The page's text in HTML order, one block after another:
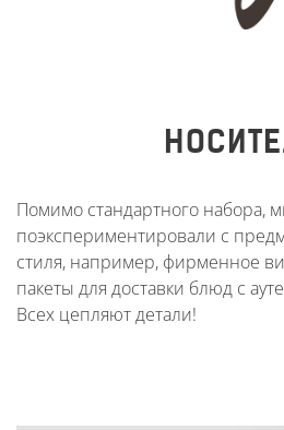
Помимо стандартного набора,
поэкспериментировали с
стиля, например, фирменное
пакеты для доставки блюд с
Всех цепляют детали!